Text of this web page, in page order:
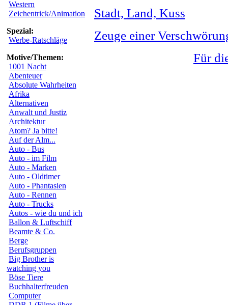
Western
Zeichentrick/Animation
Spezial:
Werbe-Ratschläge
Motive/Themen:
1001 Nacht
Abenteuer
Absolute Wahrheiten
Afrika
Alternativen
Anwalt und Justiz
Architektur
Atom? Ja bitte!
Auf der Alm...
Auto - Bus
Auto - im Film
Auto - Marken
Auto - Oldtimer
Auto - Phantasien
Auto - Rennen
Auto - Trucks
Autos - wie du und ich
Ballon & Luftschiff
Beamte & Co.
Berge
Berufsgruppen
Big Brother is
watching you
Böse Tiere
Buchhalterfreuden
Computer
Stadt, Land, Kuss
Zeuge einer
Für